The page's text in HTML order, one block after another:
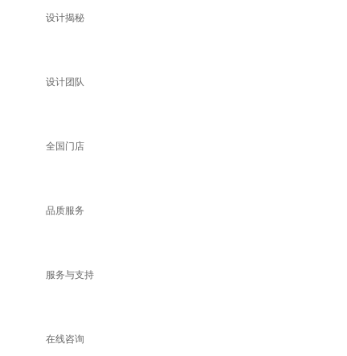
设计揭秘
设计团队
全国门店
品质服务
服务与支持
在线咨询